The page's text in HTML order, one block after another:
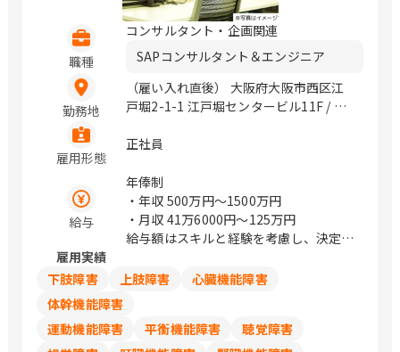
職種
コンサルタント・企画関連
SAPコンサルタント＆エンジニア
勤務地
（雇い入れ直後） 大阪府大阪市西区江
戸堀2-1-1 江戸堀センタービル11F / 肥
雇用形態
正社員
給与
年俸制
・年収 500万円〜1500万円
・月収 41万6000円〜125万円
給与額はスキルと経験を考慮し、決定し
雇用実績
下肢障害
上肢障害
心臓機能障害
体幹機能障害
運動機能障害
平衡機能障害
聴覚障害